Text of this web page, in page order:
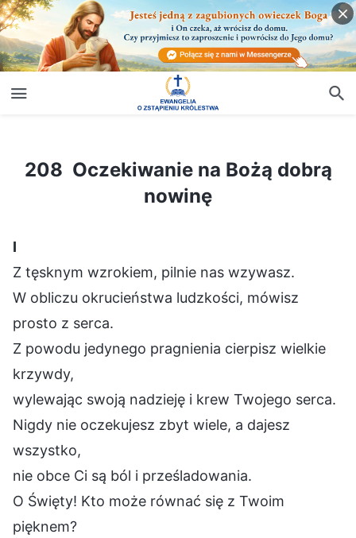
208 Oczekiwanie na Bożą dobrą nowinę
208 Oczekiwanie na Bożą dobrą
nowinę
Ⅰ
Z tęsknym wzrokiem, pilnie nas wzywasz.
W obliczu okrucieństwa ludzkości, mówisz
prosto z serca.
Z powodu jedynego pragnienia cierpisz wielkie
krzywdy,
wylewając swoją nadzieję i krew Twojego serca.
Nigdy nie oczekujesz zbyt wiele, a dajesz
wszystko,
nie obce Ci są ból i prześladowania.
O Święty! Kto może równać się z Twoim
pięknem?